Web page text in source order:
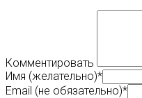
Комментировать
Имя (желательно)*
Email (не обязательно)*